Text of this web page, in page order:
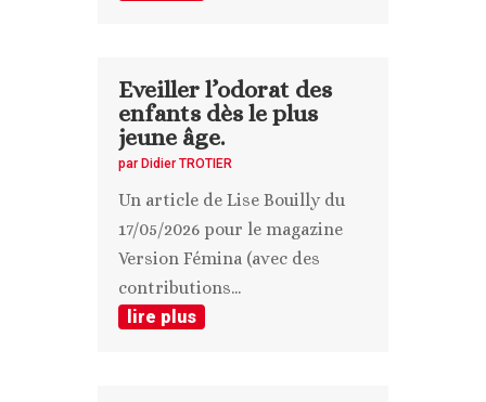
Eveiller l’odorat des
enfants dès le plus
jeune âge.
par Didier TROTIER
Un article de Lise Bouilly du
17/05/2026 pour le magazine
Version Fémina (avec des
contributions...
lire plus